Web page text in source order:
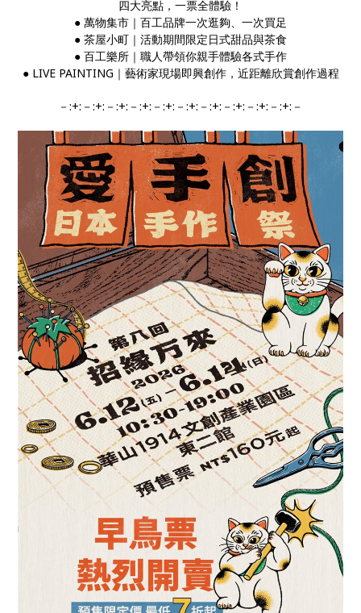
四大亮點，一票全體驗！
●︎ 萬物集市｜百工品牌一次逛夠、一次買足
●︎ 茶屋小町｜活動期間限定日式甜品與茶食
●︎ 百工樂所｜職人帶領你親手體驗各式手作
●︎ LIVE PAINTING｜藝術家現場即興創作，近距離欣賞創作過程
－:+:－:+:－:+:－:+:－:+:－:+:－:+:－:+:－:+:－:+:－